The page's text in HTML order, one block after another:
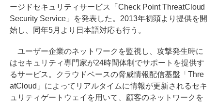
ージドセキュリティサービス「Check Point ThreatCloud
Security Service」を発表した。2013年初頭より提供を開
始し、同年5月より日本語対応も行う。
ユーザー企業のネットワークを監視し、攻撃発生時に
はセキュリティ専門家が24時間体制でサポートを提供す
るサービス。クラウドベースの脅威情報配信基盤「Thre
atCloud」によってリアルタイムに情報が更新されるセキ
ュリティゲートウェイを用いて、顧客のネットワークを